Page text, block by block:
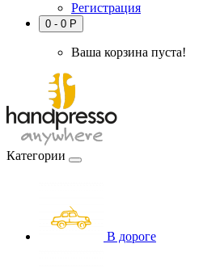
Регистрация
0 - 0 Р
Ваша корзина пуста!
Категории
В дороге